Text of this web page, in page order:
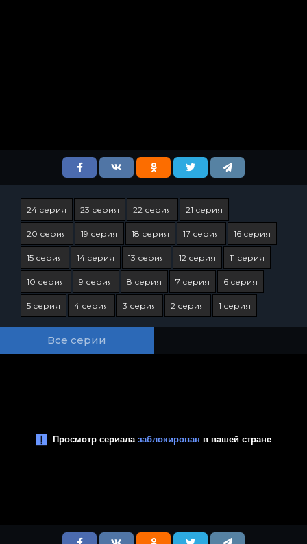
24 серия 23 серия 22 серия 21 серия
20 серия 19 серия 18 серия 17 серия 16 серия
15 серия 14 серия 13 серия 12 серия 11 серия
10 серия 9 серия 8 серия 7 серия 6 серия
5 серия 4 серия 3 серия 2 серия 1 серия
Все серии